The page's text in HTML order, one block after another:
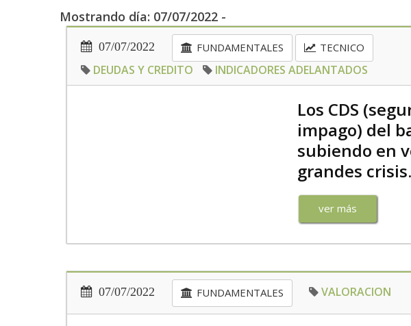
Mostrando día: 07/07/2022 -
07/07/2022 FUNDAMENTALES TECNICO
DEUDAS Y CREDITO INDICADORES ADELANTADOS
Los CDS
impago) del
subiendo en
grandes crisis.
ver más
07/07/2022 FUNDAMENTALES VALORACION